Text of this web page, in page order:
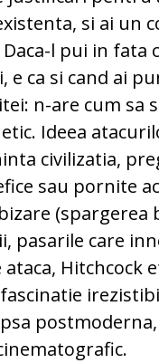
si ai un
l pui in fata
e ca si cand ai
n-are cum sa
Ideea
civilizatia,
sau pornite
(spargerea
pasarile care
Hitchcock